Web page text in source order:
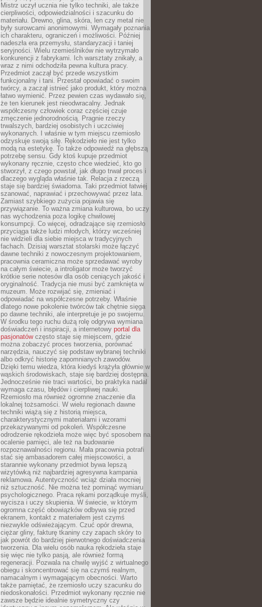
Mistrz uczył ucznia nie tylko techniki, ale także
cierpliwości, odpowiedzialności i szacunku do
materiału. Drewno, glina, skóra, len czy metal nie
były surowcami anonimowymi. Wymagały poznania
ich charakteru, ograniczeń i możliwości. Później
nadeszła era przemysłu, standaryzacji i taniej
seryjności. Wielu rzemieślników nie wytrzymało
konkurencji z fabrykami. Ich warsztaty znikały, a
wraz z nimi odchodziła pewna kultura pracy.
Przedmiot zaczął być przede wszystkim
funkcjonalny i tani. Przestał opowiadać o swoim
twórcy, a zaczął istnieć jako produkt, który można
łatwo wymienić. Przez pewien czas wydawało się,
że ten kierunek jest nieodwracalny. Jednak
współczesny człowiek coraz częściej czuje
zmęczenie jednorodnością. Pragnie rzeczy
trwalszych, bardziej osobistych i uczciwiej
wykonanych. I właśnie w tym miejscu rzemiosło
odzyskuje swoją siłę. Rękodzieło nie jest tylko
modą na estetykę. To także odpowiedź na głębszą
potrzebę sensu. Gdy ktoś kupuje przedmiot
wykonany ręcznie, często chce wiedzieć, kto go
stworzył, z czego powstał, jak długo trwał proces i
dlaczego wygląda właśnie tak. Relacja z rzeczą
staje się bardziej świadoma. Taki przedmiot łatwiej
szanować, naprawiać i przechowywać przez lata.
Zamiast szybkiego zużycia pojawia się
przywiązanie. To ważna zmiana kulturowa, bo uczy
nas wychodzenia poza logikę chwilowej
konsumpcji. Co więcej, odradzające się rzemiosło
przyciąga także ludzi młodych, którzy wcześniej
nie widzieli dla siebie miejsca w tradycyjnych
fachach. Dzisiaj warsztat stolarski może łączyć
dawne techniki z nowoczesnym projektowaniem,
pracownia ceramiczna może sprzedawać wyroby
na całym świecie, a introligator może tworzyć
krótkie serie notesów dla osób ceniących jakość i
oryginalność. Tradycja nie musi być zamknięta w
muzeum. Może rozwijać się, zmieniać i
odpowiadać na współczesne potrzeby. Właśnie
dlatego nowe pokolenie twórców tak chętnie sięga
po dawne techniki, ale interpretuje je po swojemu.
W środku tego ruchu dużą rolę odgrywa wymiana
doświadczeń i inspiracji, a internetowy portal dla
pasjonatówczęsto staje się miejscem, gdzie
można zobaczyć proces tworzenia, porównać
narzędzia, nauczyć się podstaw wybranej techniki
albo odkryć historię zapomnianych zawodów.
Dzięki temu wiedza, która kiedyś krążyła głównie w
wąskich środowiskach, staje się bardziej dostępna.
Jednocześnie nie traci wartości, bo praktyka nadal
wymaga czasu, błędów i cierpliwej nauki.
Rzemiosło ma również ogromne znaczenie dla
lokalnej tożsamości. W wielu regionach dawne
techniki wiążą się z historią miejsca,
charakterystycznymi materiałami i wzorami
przekazywanymi od pokoleń. Współczesne
odrodzenie rękodzieła może więc być sposobem na
ocalenie pamięci, ale też na budowanie
rozpoznawalności regionu. Mała pracownia potrafi
stać się ambasadorem całej miejscowości, a
starannie wykonany przedmiot bywa lepszą
wizytówką niż najbardziej agresywna kampania
reklamowa. Autentyczność wciąż działa mocniej
niż sztuczność. Nie można też pominąć wymiaru
psychologicznego. Praca rękami porządkuje myśli,
wycisza i uczy skupienia. W świecie, w którym
ogromna część obowiązków odbywa się przed
ekranem, kontakt z materiałem jest czymś
niezwykle odświeżającym. Czuć opór drewna,
ciężar gliny, fakturę tkaniny czy zapach skóry to
jak powrót do bardziej pierwotnego doświadczenia
tworzenia. Dla wielu osób nauka rękodzieła staje
się więc nie tylko pasją, ale również formą
regeneracji. Pozwala na chwilę wyjść z wirtualnego
obiegu i skoncentrować się na czymś realnym,
namacalnym i wymagającym obecności. Warto
także pamiętać, że rzemiosło uczy szacunku do
niedoskonałości. Przedmiot wykonany ręcznie nie
zawsze będzie idealnie symetryczny czy